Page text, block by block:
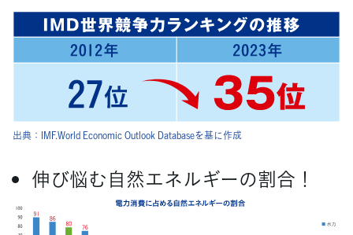
出典： IMF.World Economic Outlook Databaseを基に作成
伸び悩む自然エネルギーの割合！